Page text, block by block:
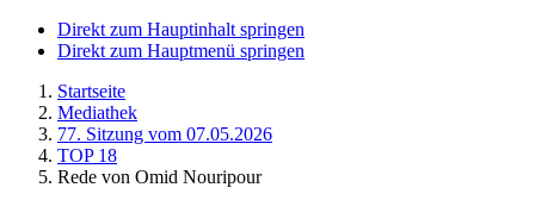
Direkt zum Hauptinhalt springen
Direkt zum Hauptmenü springen
Startseite
Mediathek
77. Sitzung vom 07.05.2026
TOP 18
Rede von Omid Nouripour